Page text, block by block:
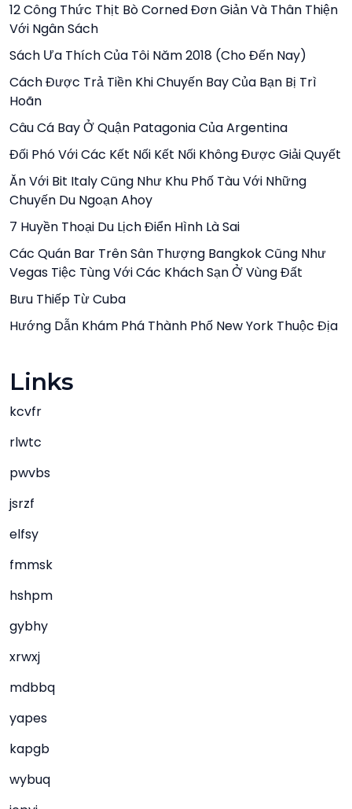
12 Công Thức Thịt Bò Corned Đơn Giản Và Thân Thiện
Với Ngân Sách
Sách Ưa Thích Của Tôi Năm 2018 (cho Đến Nay)
Cách Được Trả Tiền Khi Chuyến Bay Của Bạn Bị Trì
Hoãn
Câu Cá Bay Ở Quận Patagonia Của Argentina
Đối Phó Với Các Kết Nối Kết Nối Không Được Giải Quyết
Ăn Với Bit Italy Cũng Như Khu Phố Tàu Với Những
Chuyến Du Ngoạn Ahoy
7 Huyền Thoại Du Lịch Điển Hình Là Sai
Các Quán Bar Trên Sân Thượng Bangkok Cũng Như
Vegas Tiệc Tùng Với Các Khách Sạn Ở Vùng Đất
Bưu Thiếp Từ Cuba
Hướng Dẫn Khám Phá Thành Phố New York Thuộc Địa
Links
kcvfr
rlwtc
pwvbs
jsrzf
elfsy
fmmsk
hshpm
gybhy
xrwxj
mdbbq
yapes
kapgb
wybuq